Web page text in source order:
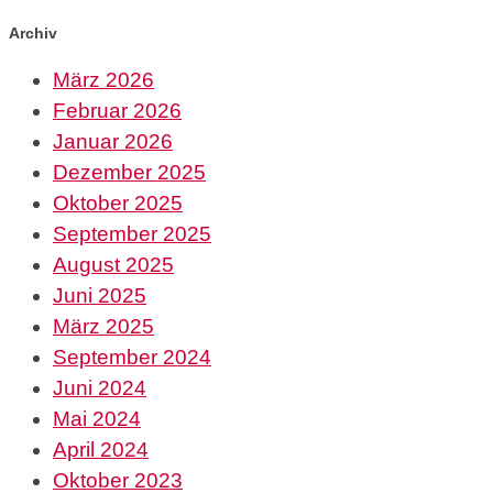
Archiv
März 2026
Februar 2026
Januar 2026
Dezember 2025
Oktober 2025
September 2025
August 2025
Juni 2025
März 2025
September 2024
Juni 2024
Mai 2024
April 2024
Oktober 2023